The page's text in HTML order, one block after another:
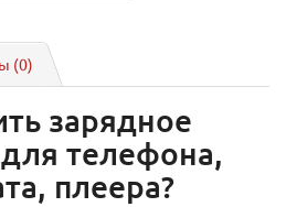
(0)
зарядное
телефона,
плеера?